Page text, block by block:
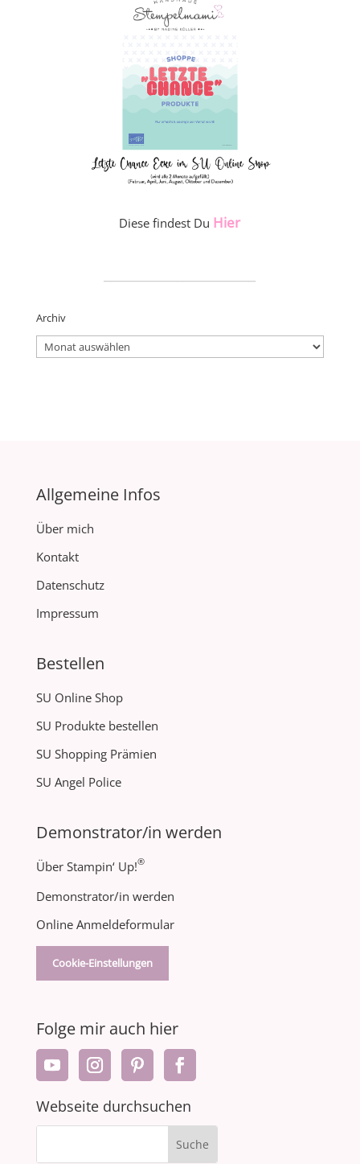
Diese findest Du Hier
Archiv
Archiv
Allgemeine Infos
Über mich
Kontakt
Datenschutz
Impressum
Bestellen
SU Online Shop
SU Produkte bestellen
SU Shopping Prämien
SU Angel Police
Demonstrator/in werden
Über Stampin‘ Up!®
Demonstrator/in werden
Online Anmeldeformular
Cookie-Einstellungen
Folge mir auch hier
Webseite durchsuchen